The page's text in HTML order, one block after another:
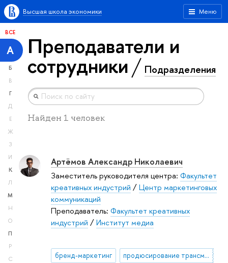
Меню
Высшая школа экономики
ВСЕ
А
Б
В
Г
Д
Е
Ж
З
И
К
Л
М
Н
О
П
Р
С
Преподаватели и
сотрудники Подразделения
Найден 1 человек
Артёмов Александр Николаевич
Заместитель руководителя центра: Факультет
креативных индустрий /Центр маркетинговых
коммуникаций
Преподаватель: Факультет креативных
индустрий /Институт медиа
бренд-маркетинг продюсирование трансмедиа